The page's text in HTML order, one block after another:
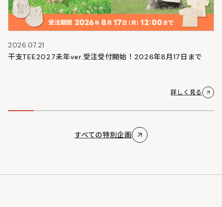
2026.07.21
干支TEE2027未年ver.受注受付開始！2026年8月17日まで
詳しく見る
すべての特別企画